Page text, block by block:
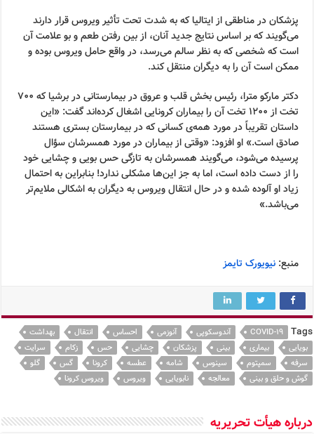
پزشکان در مناطقی از ایتالیا که به شدت تحت تأثیر ویروس قرار دارند
می‌گویند که بر اساس نتایج جدید آنان، از بین رفتن طعم و بو علامت آن
است که شخصی که به نظر سالم می‌رسد، در واقع حامل ویروس بوده و
ممکن است آن را به دیگران منتقل کند.
دکتر ماركو مترا، رئیس بخش قلب و عروق در بیمارستانی در برشیا که ۷۰۰
تخت از ۱۲۰۰ تخت آن را بیماران کرونایی اشغال کرده‌اند گفت: «این
داستان تقریباً در مورد همه‌ی كسانی كه در بیمارستان بستری هستند
صادق است.» او افزود: «وقتی از بیماران در مورد همسرشان سؤال
پرسیده می‌شود، می‌گویند همسرشان به تازگی حس بویی و چشایی خود
را از دست داده است، اما به جز این‌ها مشکلی ندارد! بنابراین به احتمال
زیاد او آلوده شده و در حال انتقال ویروس به دیگران به اشکالی ملایم‌تر
می‌باشد.»
منبع:نیویورک تایمز
Tags
COVID-19 آندوسکوپی آنوزمی احساس انتقال
بهداشت
بویایی
بیماری بینی پزشکان چشایی حس زکام
سرایت
سرفه
سمپتوم سینوس شامه عطسه کرونا گس
گلو
گوش و حلق و بینی
معالجه نابویایی ویروس ویروس کرونا
درباره هیأت تحریریه